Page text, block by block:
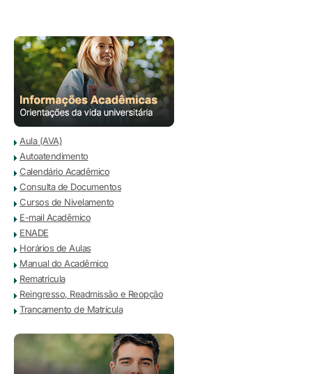
Sobre a ULBRA
Aula (AVA)
Autoatendimento
Calendário Acadêmico
Consulta de Documentos
Cursos de Nivelamento
E-mail Acadêmico
ENADE
Horários de Aulas
Manual do Acadêmico
Rematrícula
Reingresso, Readmissão e Reopção
Trancamento de Matrícula